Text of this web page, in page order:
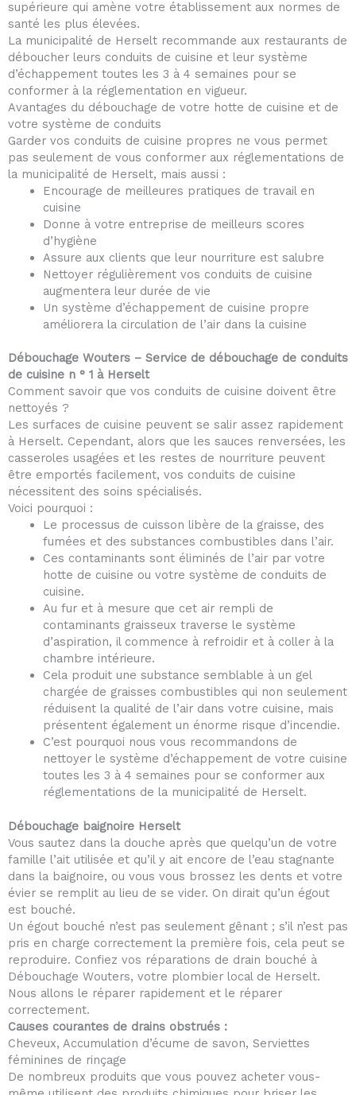
supérieure qui amène votre établissement aux normes de
santé les plus élevées.
La municipalité de Herselt recommande aux restaurants de
déboucher leurs conduits de cuisine et leur système
d’échappement toutes les 3 à 4 semaines pour se
conformer à la réglementation en vigueur.
Avantages du débouchage de votre hotte de cuisine et de
votre système de conduits
Garder vos conduits de cuisine propres ne vous permet
pas seulement de vous conformer aux réglementations de
la municipalité de Herselt, mais aussi :
Encourage de meilleures pratiques de travail en
cuisine
Donne à votre entreprise de meilleurs scores
d’hygiène
Assure aux clients que leur nourriture est salubre
Nettoyer régulièrement vos conduits de cuisine
augmentera leur durée de vie
Un système d’échappement de cuisine propre
améliorera la circulation de l’air dans la cuisine
Débouchage Wouters – Service de débouchage de conduits
de cuisine n ° 1 à Herselt
Comment savoir que vos conduits de cuisine doivent être
nettoyés ?
Les surfaces de cuisine peuvent se salir assez rapidement
à Herselt. Cependant, alors que les sauces renversées, les
casseroles usagées et les restes de nourriture peuvent
être emportés facilement, vos conduits de cuisine
nécessitent des soins spécialisés.
Voici pourquoi :
Le processus de cuisson libère de la graisse, des
fumées et des substances combustibles dans l’air.
Ces contaminants sont éliminés de l’air par votre
hotte de cuisine ou votre système de conduits de
cuisine.
Au fur et à mesure que cet air rempli de
contaminants graisseux traverse le système
d’aspiration, il commence à refroidir et à coller à la
chambre intérieure.
Cela produit une substance semblable à un gel
chargée de graisses combustibles qui non seulement
réduisent la qualité de l’air dans votre cuisine, mais
présentent également un énorme risque d’incendie.
C’est pourquoi nous vous recommandons de
nettoyer le système d’échappement de votre cuisine
toutes les 3 à 4 semaines pour se conformer aux
réglementations de la municipalité de Herselt.
Débouchage baignoire Herselt
Vous sautez dans la douche après que quelqu’un de votre
famille l’ait utilisée et qu’il y ait encore de l’eau stagnante
dans la baignoire, ou vous vous brossez les dents et votre
évier se remplit au lieu de se vider. On dirait qu’un égout
est bouché.
Un égout bouché n’est pas seulement gênant ; s’il n’est pas
pris en charge correctement la première fois, cela peut se
reproduire. Confiez vos réparations de drain bouché à
Débouchage Wouters, votre plombier local de Herselt.
Nous allons le réparer rapidement et le réparer
correctement.
Causes courantes de drains obstrués :
Cheveux, Accumulation d’écume de savon, Serviettes
féminines de rinçage
De nombreux produits que vous pouvez acheter vous-